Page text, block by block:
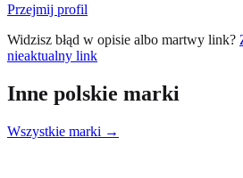
Przejmij profil
Widzisz błąd w opisie albo martwy link?
nieaktualny link
Inne polskie marki
Wszystkie marki →